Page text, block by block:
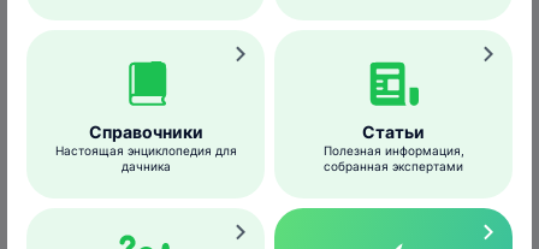
Капуста – влаголюбивая культура. Больше
всего она нуждается в поливе при
формировании вилков. У ранних сортов это
происходит в июне, у позднеспелых – в
Справочники
Настоящая энциклопедия для
дачника
Статьи
Полезная информация,
собранная экспертами